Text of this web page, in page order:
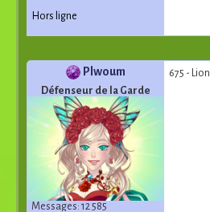
Hors ligne
Plwoum
Défenseur de la Garde
Messages: 12 585
675 - Lion